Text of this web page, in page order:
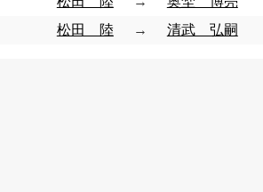
松田 陸 → 清武 弘嗣